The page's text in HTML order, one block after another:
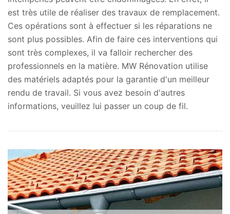
est très utile de réaliser des travaux de remplacement.
Ces opérations sont à effectuer si les réparations ne
sont plus possibles. Afin de faire ces interventions qui
sont très complexes, il va falloir rechercher des
professionnels en la matière. MW Rénovation utilise
des matériels adaptés pour la garantie d'un meilleur
rendu de travail. Si vous avez besoin d'autres
informations, veuillez lui passer un coup de fil.